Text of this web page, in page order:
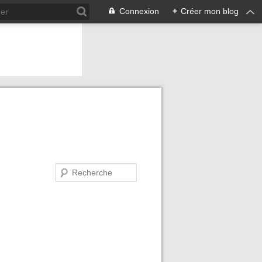
Connexion + Créer mon blog